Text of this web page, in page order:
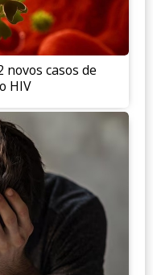
casos de
HIV